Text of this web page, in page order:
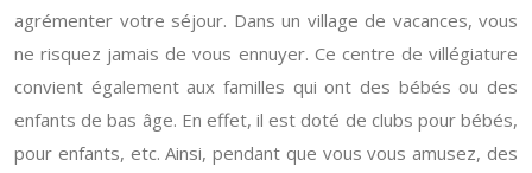
agrémenter votre séjour. Dans un village de vacances, vous
ne risquez jamais de vous ennuyer. Ce centre de villégiature
convient également aux familles qui ont des bébés ou des
enfants de bas âge. En effet, il est doté de clubs pour bébés,
pour enfants, etc. Ainsi, pendant que vous vous amusez, des